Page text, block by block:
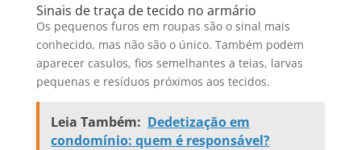
Sinais de traça de tecido no armário
Os pequenos furos em roupas são o sinal mais
conhecido, mas não são o único. Também podem
aparecer casulos, fios semelhantes a teias, larvas
pequenas e resíduos próximos aos tecidos.
Leia Também: Dedetização em
condomínio: quem é responsável?